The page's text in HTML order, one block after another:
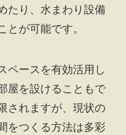
たり、水まわり設備
とが可能です。
ペースを有効活用し
屋を設けることもで
されますが、現状の
をつくる方法は多彩